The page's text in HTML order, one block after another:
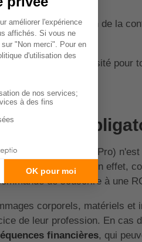
tels que la violation de la
Pro est une nécessité pour
est-elle
Professionnelle (RC Pro)
les kinésiologues. En effet,
de souscrire à une
corporels, matériels et
de leur profession. En cas
financières, qui